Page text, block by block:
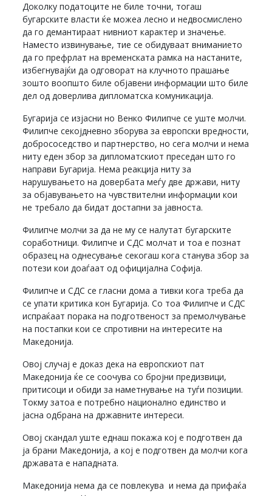
Доколку податоците не биле точни, тогаш
бугарските власти ќе можеа лесно и недвосмислено
да го демантираат нивниот карактер и значење.
Наместо извинување, тие се обидуваат вниманието
да го префрлат на временската рамка на настаните,
избегнувајќи да одговорат на клучното прашање
зошто воопшто биле објавени информации што биле
дел од доверлива дипломатска комуникација.
Бугарија се изјасни но Венко Филипче се уште молчи.
Филипче секојдневно зборува за европски вредности,
добрососедство и партнерство, но сега молчи и нема
ниту еден збор за дипломатскиот преседан што го
направи Бугарија. Нема реакција ниту за
нарушувањето на довербата меѓу две држави, ниту
за објавувањето на чувствителни информации кои
не требало да бидат достапни за јавноста.
Филипче молчи за да не му се налутат бугарските
соработници. Филипче и СДС молчат и тоа е познат
образец на однесување секогаш кога станува збор за
потези кои доаѓаат од официјална Софија.
Филипче и СДС се гласни дома а тивки кога треба да
се упати критика кон Бугарија. Со тоа Филипче и СДС
испраќаат порака на подготвеност за премолчување
на постапки кои се спротивни на интересите на
Македонија.
Овој случај е доказ дека на европскиот пат
Македонија ќе се соочува со бројни предизвици,
притисоци и обиди за наметнување на туѓи позиции.
Токму затоа е потребно национално единство и
јасна одбрана на државните интереси.
Овој скандал уште еднаш покажа кој е подготвен да
ја брани Македонија, а кој е подготвен да молчи кога
државата е нападната.
Македонија нема да се повлекува и нема да прифаќа